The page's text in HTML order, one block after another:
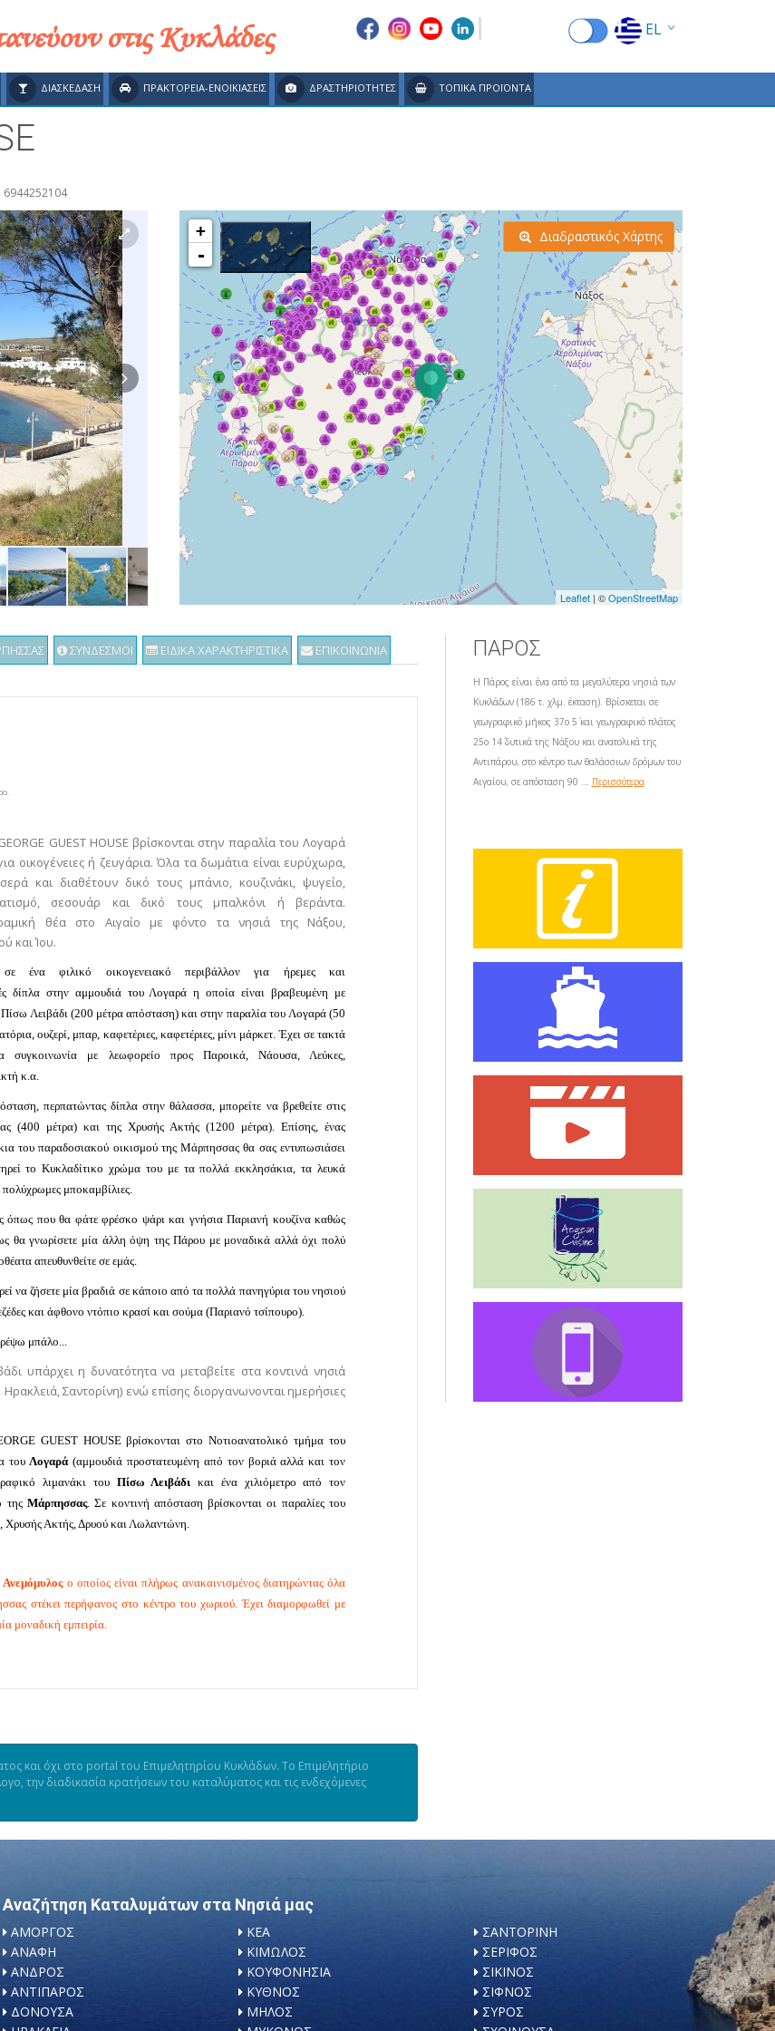
στις Κυκλάδες EL
EN
FR
ES
RU
CN
ΔΙΑΣΚΕΔΑΣΗ ΠΡΑΚΤΟΡΕΙΑ-ΕΝΟΙΚΙΑΣΕΙΣ ΔΡΑΣΤΗΡΙΟΤΗΤΕΣ ΤΟΠΙΚΑ ΠΡΟΪΟΝΤΑ
+
-
Leaflet | ©OpenStreetMap
Διαδραστικός Χάρτης
ΣΥΝΔΕΣΜΟΙ ΕΙΔΙΚΑ ΧΑΡΑΚΤΗΡΙΣΤΙΚΑ ΕΠΙΚΟΙΝΩΝΙΑ
GUEST HOUSE βρίσκονται στην παραλία του Λογαρά
για οικογένειες ή ζευγάρια. Όλα τα δωμάτια είναι ευρύχωρα,
και διαθέτουν δικό τους μπάνιο, κουζινάκι, ψυγείο,
σεσουάρ και δικό τους μπαλκόνι ή βεράντα.
θέα στο Αιγαίο με φόντο τα νησιά της Νάξου,
και Ίου.
σε ένα φιλικό οικογενειακό περιβάλλον για ήρεμες και
δίπλα στην αμμουδιά του Λογαρά η οποία είναι βραβευμένη με
Λειβάδι (200 μέτρα απόσταση) και στην παραλία του Λογαρά (50
ουζερί, μπαρ, καφετέριες, καφετέριες, μίνι μάρκετ. Έχει σε τακτά
συγκοινωνία με λεωφορείο προς Παροικά, Νάουσα, Λεύκες,
κ.α.
περπατώντας δίπλα στην θάλασσα, μπορείτε να βρεθείτε στις
(400 μέτρα) και της Χρυσής Ακτής (1200 μέτρα). Επίσης, ένας
του παραδοσιακού οικισμού της Μάρπησσας θα σας εντυπωσιάσει
το Κυκλαδίτικο χρώμα του με τα πολλά εκκλησάκια, τα λευκά
μποκαμβίλιες.
όπως που θα φάτε φρέσκο ψάρι και γνήσια Παριανή κουζίνα καθώς
θα γνωρίσετε μία άλλη όψη της Πάρου με μοναδικά αλλά όχι πολύ
απευθυνθείτε σε εμάς.
να ζήσετε μία βραδιά σε κάποιο από τα πολλά πανηγύρια του νησιού
και άφθονο ντόπιο κρασί και σούμα (Παριανό τσίπουρο).
μπάλο...
υπάρχει η δυνατότητα να μεταβείτε στα κοντινά νησιά
Σαντορίνη) ενώ επίσης διοργανωνονται ημερήσιες
GUEST HOUSE βρίσκονται στο Νοτιοανατολικό τμήμα του
τουΛογαρά (αμμουδιά προστατευμένη από τον βοριά αλλά και τον
λιμανάκι του Πίσω Λειβάδι και ένα χιλιόμετρο από τον
της Μάρπησσας. Σε κοντινή απόσταση βρίσκονται οι παραλίες του
Ακτής, Δρυού και Λωλαντώνη.
Ανεμόμυλοςο οποίος είναι πλήρως ανακαινισμένος διατηρώντας όλα
στέκει περήφανος στο κέντρο του χωριού. Έχει διαμορφωθεί με
μοναδική εμπειρία.
και όχι στο portal του Επιμελητηρίου Κυκλάδων. Το Επιμελητήριο
την διαδικασία κρατήσεων του καταλύματος και τις ενδεχόμενες
ΠΑΡΟΣ
Η Πάρος είναι ένα από τα μεγαλύτερα νησιά των
Κυκλάδων (186 τ. χλμ. έκταση). Βρίσκεται σε
γεωγραφικό μήκος 37ο 5΄ και γεωγραφικό πλάτος
25ο 14΄ δυτικά της Νάξου και ανατολικά της
Αντιπάρου, στο κέντρο των θαλάσσιων δρόμων του
Αιγαίου, σε απόσταση 90 ... Περισσότερα
Αναζήτηση Καταλυμάτων στα Νησιά μας
ΑΜΟΡΓΟΣ
ΑΝΑΦΗ
ΑΝΔΡΟΣ
ΑΝΤΙΠΑΡΟΣ
ΔΟΝΟΥΣΑ
ΚΕΑ
ΚΙΜΩΛΟΣ
ΚΟΥΦΟΝΗΣΙΑ
ΚΥΘΝΟΣ
ΜΗΛΟΣ
ΣΑΝΤΟΡΙΝΗ
ΣΕΡΙΦΟΣ
ΣΙΚΙΝΟΣ
ΣΙΦΝΟΣ
ΣΥΡΟΣ